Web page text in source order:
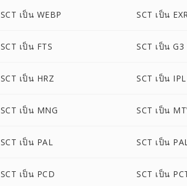
SCT เป็น WEBP SCT เป็น
SCT เป็น FTS SCT เป็น G3
SCT เป็น HRZ SCT เป็น IPL
SCT เป็น MNG SCT เป็น
SCT เป็น PAL SCT เป็น
SCT เป็น PCD SCT เป็น